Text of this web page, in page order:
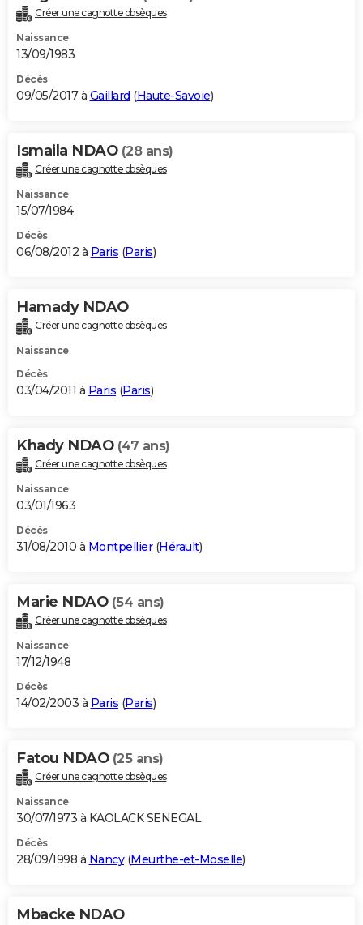
Créer une cagnotte obsèques
Naissance
13/09/1983
Décès
09/05/2017 à Gaillard (Haute-Savoie)
Ismaila NDAO (28 ans)
Créer une cagnotte obsèques
Naissance
15/07/1984
Décès
06/08/2012 à Paris (Paris)
Hamady NDAO
Créer une cagnotte obsèques
Naissance
Décès
03/04/2011 à Paris (Paris)
Khady NDAO (47 ans)
Créer une cagnotte obsèques
Naissance
03/01/1963
Décès
31/08/2010 à Montpellier(Hérault)
Marie NDAO (54 ans)
Créer une cagnotte obsèques
Naissance
17/12/1948
Décès
14/02/2003 à Paris (Paris)
Fatou NDAO (25 ans)
Créer une cagnotte obsèques
Naissance
30/07/1973 à KAOLACK SENEGAL
Décès
28/09/1998 à Nancy(Meurthe-et-Moselle)
Mbacke NDAO